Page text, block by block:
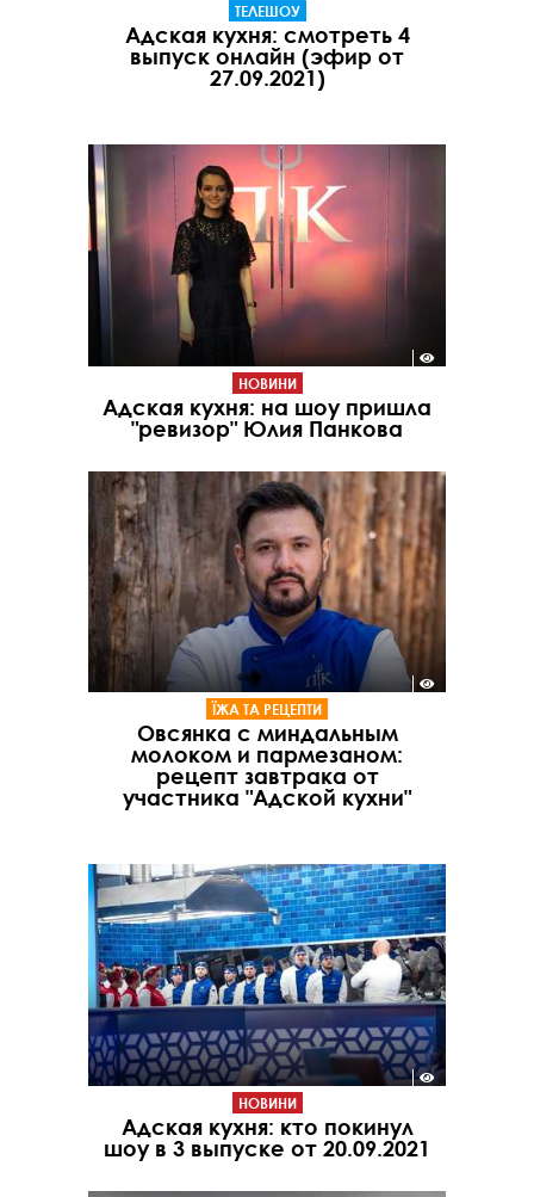
ТЕЛЕШОУ
Адская кухня: смотреть 4
выпуск онлайн (эфир от
27.09.2021)
НОВИНИ
Адская кухня: на шоу пришла
"ревизор" Юлия Панкова
ЇЖА ТА РЕЦЕПТИ
Овсянка с миндальным
молоком и пармезаном:
рецепт завтрака от
участника "Адской кухни"
НОВИНИ
Адская кухня: кто покинул
шоу в 3 выпуске от 20.09.2021